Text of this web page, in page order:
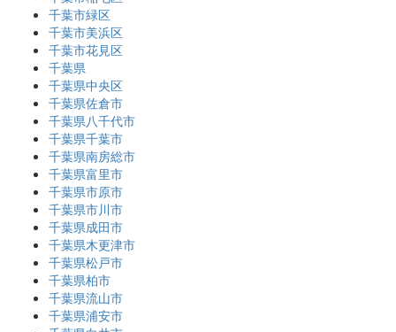
千葉市緑区
千葉市美浜区
千葉市花見区
千葉県
千葉県中央区
千葉県佐倉市
千葉県八千代市
千葉県千葉市
千葉県南房総市
千葉県富里市
千葉県市原市
千葉県市川市
千葉県成田市
千葉県木更津市
千葉県松戸市
千葉県柏市
千葉県流山市
千葉県浦安市